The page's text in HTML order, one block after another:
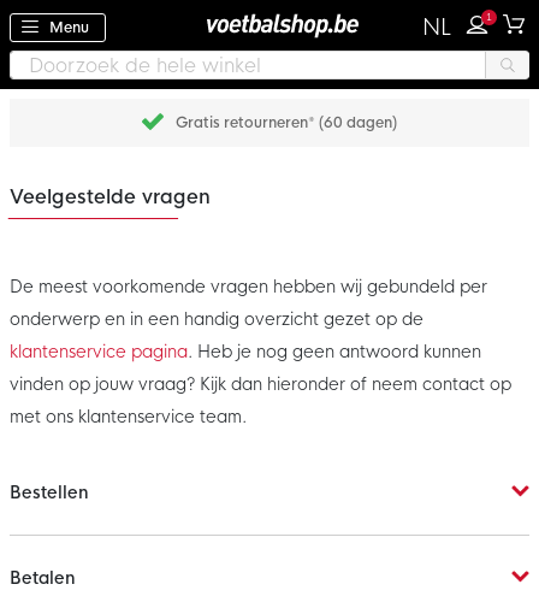
Menu NL 1
Gratis retourneren* (60 dagen)
Veelgestelde vragen
De meest voorkomende vragen hebben wij gebundeld per
onderwerp en in een handig overzicht gezet op de
klantenservice pagina. Heb je nog geen antwoord kunnen
vinden op jouw vraag? Kijk dan hieronder of neem contact op
met ons klantenservice team.
Bestellen
Betalen